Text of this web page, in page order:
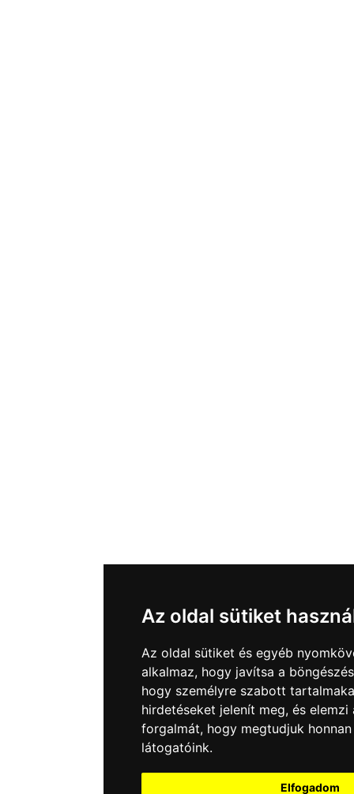
Az oldal sütiket
Az oldal sütiket és egyéb
alkalmaz, hogy javítsa a
hogy személyre szabott
hirdetéseket jelenít meg, és elemzi
forgalmát, hogy megtudjuk
látogatóink.
Elfogadom